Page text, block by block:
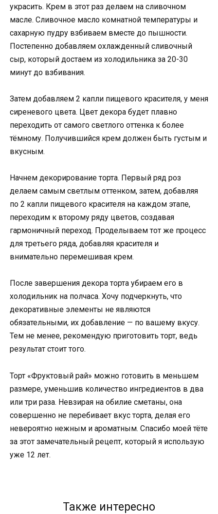
украсить. Крем в этот раз делаем на сливочном
масле. Сливочное масло комнатной температуры и
сахарную пудру взбиваем вместе до пышности.
Постепенно добавляем охлажденный сливочный
сыр, который достаем из холодильника за 20-30
минут до взбивания.
Затем добавляем 2 капли пищевого красителя, у меня
сиреневого цвета. Цвет декора будет плавно
переходить от самого светлого оттенка к более
тёмному. Получившийся крем должен быть густым и
вкусным.
Начнем декорирование торта. Первый ряд роз
делаем самым светлым оттенком, затем, добавляя
по 2 капли пищевого красителя на каждом этапе,
переходим к второму ряду цветов, создавая
гармоничный переход. Проделываем тот же процесс
для третьего ряда, добавляя красителя и
внимательно перемешивая крем.
После завершения декора торта убираем его в
холодильник на полчаса. Хочу подчеркнуть, что
декоративные элементы не являются
обязательными, их добавление — по вашему вкусу.
Тем не менее, рекомендую приготовить торт, ведь
результат стоит того.
Торт «Фруктовый рай» можно готовить в меньшем
размере, уменьшив количество ингредиентов в два
или три раза. Невзирая на обилие сметаны, она
совершенно не перебивает вкус торта, делая его
невероятно нежным и ароматным. Спасибо моей тёте
за этот замечательный рецепт, который я использую
уже 12 лет.
Также интересно